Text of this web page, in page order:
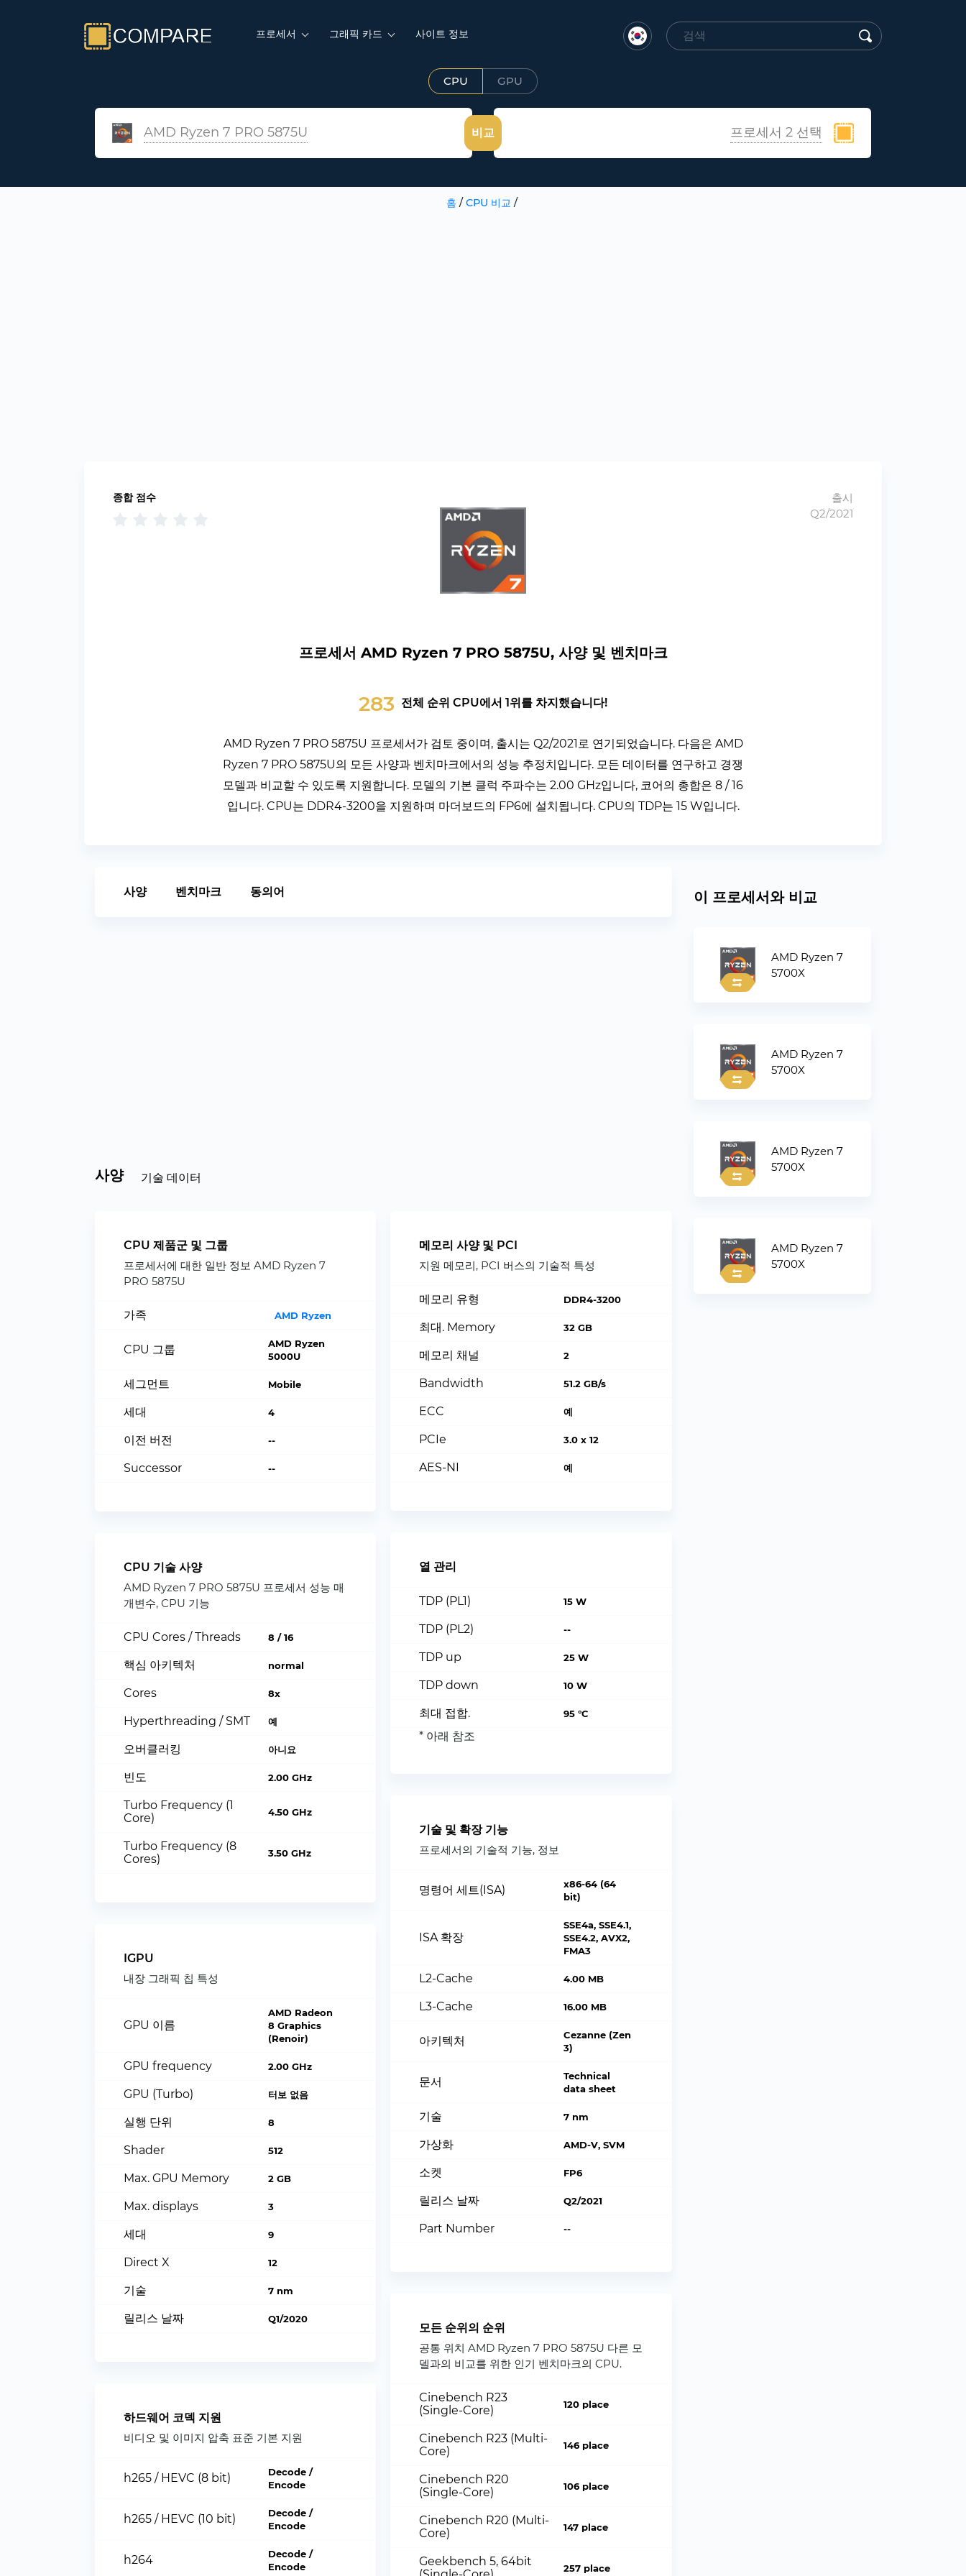
프로세서 그래픽 카드 사이트 정보
CPU GPU
AMD Ryzen 7 PRO 5875U 프로세서 2 선택
비교
홈 / CPU 비교 /
종합 점수
출시
Q2/2021
프로세서 AMD Ryzen 7 PRO 5875U, 사양 및 벤치마크
283 전체 순위 CPU에서 1위를 차지했습니다!
AMD Ryzen 7 PRO 5875U 프로세서가 검토 중이며, 출시는 Q2/2021로 연기되었습니다. 다음은 AMD
Ryzen 7 PRO 5875U의 모든 사양과 벤치마크에서의 성능 추정치입니다. 모든 데이터를 연구하고 경쟁
모델과 비교할 수 있도록 지원합니다. 모델의 기본 클럭 주파수는 2.00 GHz입니다, 코어의 총합은 8 / 16
입니다. CPU는 DDR4-3200을 지원하며 마더보드의 FP6에 설치됩니다. CPU의 TDP는 15 W입니다.
사양 벤치마크 동의어
사양 기술 데이터
CPU 제품군 및 그룹
프로세서에 대한 일반 정보 AMD Ryzen 7
PRO 5875U
가족 AMD Ryzen
CPU 그룹
AMD Ryzen
5000U
세그먼트 Mobile
세대 4
이전 버전 --
Successor --
CPU 기술 사양
AMD Ryzen 7 PRO 5875U 프로세서 성능 매
개변수, CPU 기능
CPU Cores / Threads 8 / 16
핵심 아키텍처 normal
Cores 8x
Hyperthreading / SMT 예
오버클러킹 아니요
빈도 2.00 GHz
Turbo Frequency (1
Core)
4.50 GHz
Turbo Frequency (8
Cores)
3.50 GHz
IGPU
내장 그래픽 칩 특성
GPU 이름
AMD Radeon
8 Graphics
(Renoir)
GPU frequency 2.00 GHz
GPU (Turbo) 터보 없음
실행 단위 8
Shader 512
Max. GPU Memory 2 GB
Max. displays 3
세대 9
Direct X 12
기술 7 nm
릴리스 날짜 Q1/2020
하드웨어 코덱 지원
비디오 및 이미지 압축 표준 기본 지원
h265 / HEVC (8 bit)
Decode /
Encode
h265 / HEVC (10 bit)
Decode /
Encode
h264
Decode /
Encode
메모리 사양 및 PCI
지원 메모리, PCI 버스의 기술적 특성
메모리 유형 DDR4-3200
최대. Memory 32 GB
메모리 채널 2
Bandwidth 51.2 GB/s
ECC 예
PCIe 3.0 x 12
AES-NI 예
열 관리
TDP (PL1) 15 W
TDP (PL2) --
TDP up 25 W
TDP down 10 W
최대 접합. 95 °C
* 아래 참조
기술 및 확장 기능
프로세서의 기술적 기능, 정보
명령어 세트(ISA)
x86-64 (64
bit)
ISA 확장
SSE4a, SSE4.1,
SSE4.2, AVX2,
FMA3
L2-Cache 4.00 MB
L3-Cache 16.00 MB
아키텍처
Cezanne (Zen
3)
문서
Technical
data sheet
기술 7 nm
가상화 AMD-V, SVM
소켓 FP6
릴리스 날짜 Q2/2021
Part Number --
모든 순위의 순위
공통 위치 AMD Ryzen 7 PRO 5875U 다른 모
델과의 비교를 위한 인기 벤치마크의 CPU.
Cinebench R23
(Single-Core)
120 place
Cinebench R23 (Multi-
Core)
146 place
Cinebench R20
(Single-Core)
106 place
Cinebench R20 (Multi-
Core)
147 place
Geekbench 5, 64bit
257 place
이 프로세서와 비교
AMD Ryzen 7
5700X
AMD Ryzen 7
5700X
AMD Ryzen 7
5700X
AMD Ryzen 7
5700X